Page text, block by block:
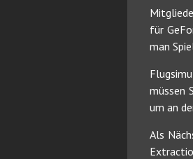
für
man
müssen
um an
Als